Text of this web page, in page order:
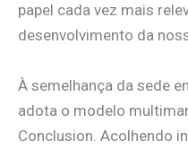
papel cada vez mais
desenvolvimento da
À semelhança da sede
adota o modelo
Conclusion. Acolhendo